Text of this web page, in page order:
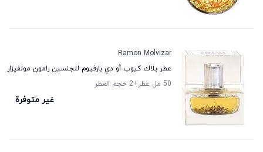
Ramon Molvizar
عطر بلاك كيوب أو دي بارفيوم للجنسين رامون مولفيزار
50 مل عطر
+2 حجم العطر
غير متوفرة